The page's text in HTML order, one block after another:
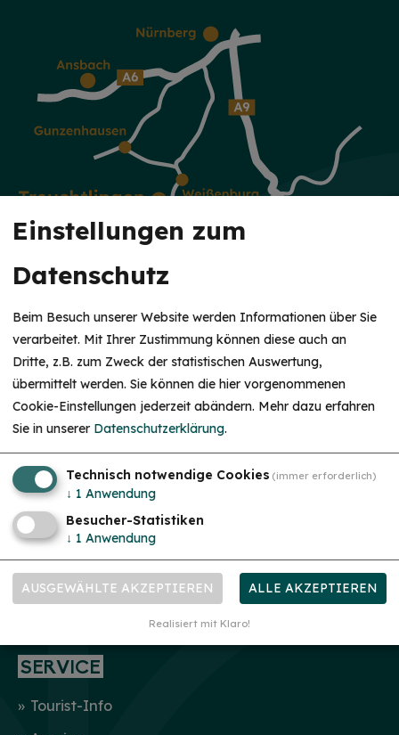
KUR & WELLNESS
Altmühltherme
Kurort
GASTGEBER
Unterkunft suchen
Wohnmobilstellplatz
SERVICE
Tourist-Info
mehr
Einstellungen zum
Datenschutz
Beim Besuch unserer Website werden Informationen über Sie
verarbeitet. Mit Ihrer Zustimmung können diese auch an
Dritte, z.B. zum Zweck der statistischen Auswertung,
übermittelt werden. Sie können die hier vorgenommenen
Cookie-Einstellungen jederzeit abändern. Mehr dazu erfahren
Sie in unserer Datenschutzerklärung.
Technisch notwendige Cookies (immer erforderlich)
↓ 1 Anwendung
Besucher-Statistiken
↓ 1 Anwendung
AUSGEWÄHLTE AKZEPTIEREN ALLE AKZEPTIEREN
Realisiert mit Klaro!